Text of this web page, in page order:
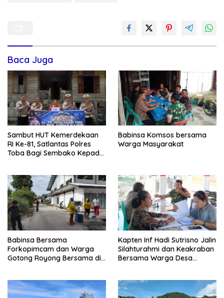
Baca Juga
Sambut HUT Kemerdekaan
RI Ke-81, Satlantas Polres
Toba Bagi Sembako Kepada
Babinsa Komsos bersama
Warga Masyarakat
Babinsa Bersama
Forkopimcam dan Warga
Gotong Royong Bersama di
Kapten Inf Hadi Sutrisno Jalin
Silahturahmi dan Keakraban
Bersama Warga Desa